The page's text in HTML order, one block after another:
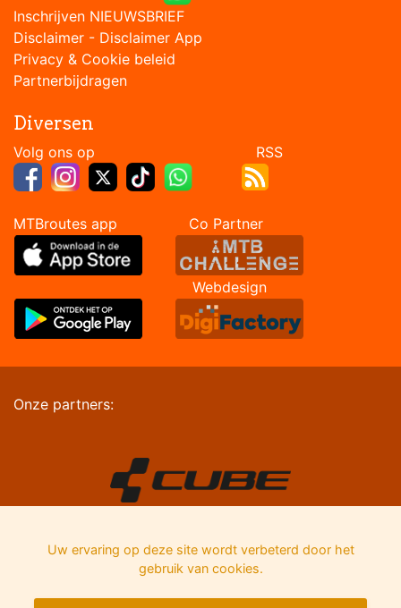
Inschrijven NIEUWSBRIEF
Disclaimer - Disclaimer App
Privacy & Cookie beleid
Partnerbijdragen
Diversen
Volg ons op RSS
MTBroutes app Co Partner
Webdesign
Onze partners:
Uw ervaring op deze site wordt verbeterd door het
gebruik van cookies.